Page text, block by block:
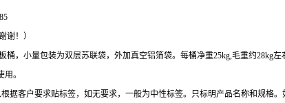
谢！）
桶，小量包装为双层苏联袋，外加真空铝箔袋。每桶净重25kg,毛重约
。
根据客户要求贴标签，如无要求，一般为中性标签。只标明产品名称和规格